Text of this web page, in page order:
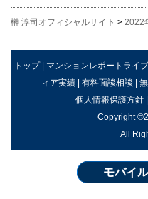
榊 淳司オフィシャルサイト > 2022
トップ| マンションレポートライ
ィア実績| 有料面談相談 |
個人情報保護方針|
Copyright
All
モバイル